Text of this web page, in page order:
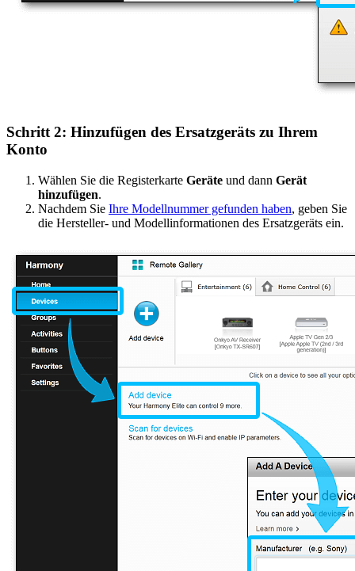
Schritt 2: Hinzufügen des Ersatzgeräts zu Ihrem
Konto
Wählen Sie die Registerkarte Geräte und dann Gerät
hinzufügen.
Nachdem Sie Ihre Modellnummer gefunden haben, geben Sie
die Hersteller- und Modellinformationen des Ersatzgeräts ein.